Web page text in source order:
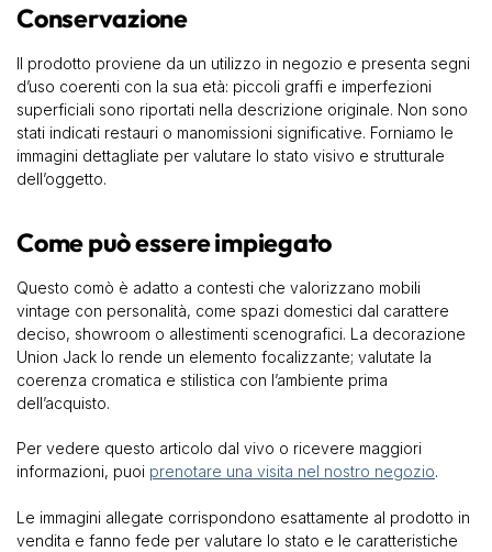
Conservazione
Il prodotto proviene da un utilizzo in negozio e presenta segni
d’uso coerenti con la sua età: piccoli graffi e imperfezioni
superficiali sono riportati nella descrizione originale. Non sono
stati indicati restauri o manomissioni significative. Forniamo le
immagini dettagliate per valutare lo stato visivo e strutturale
dell’oggetto.
Come può essere impiegato
Questo comò è adatto a contesti che valorizzano mobili
vintage con personalità, come spazi domestici dal carattere
deciso, showroom o allestimenti scenografici. La decorazione
Union Jack lo rende un elemento focalizzante; valutate la
coerenza cromatica e stilistica con l’ambiente prima
dell’acquisto.
Per vedere questo articolo dal vivo o ricevere maggiori
informazioni, puoi prenotare una visita nel nostro negozio.
Le immagini allegate corrispondono esattamente al prodotto in
vendita e fanno fede per valutare lo stato e le caratteristiche